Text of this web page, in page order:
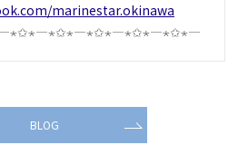
marinestar.okinawa
BLOG